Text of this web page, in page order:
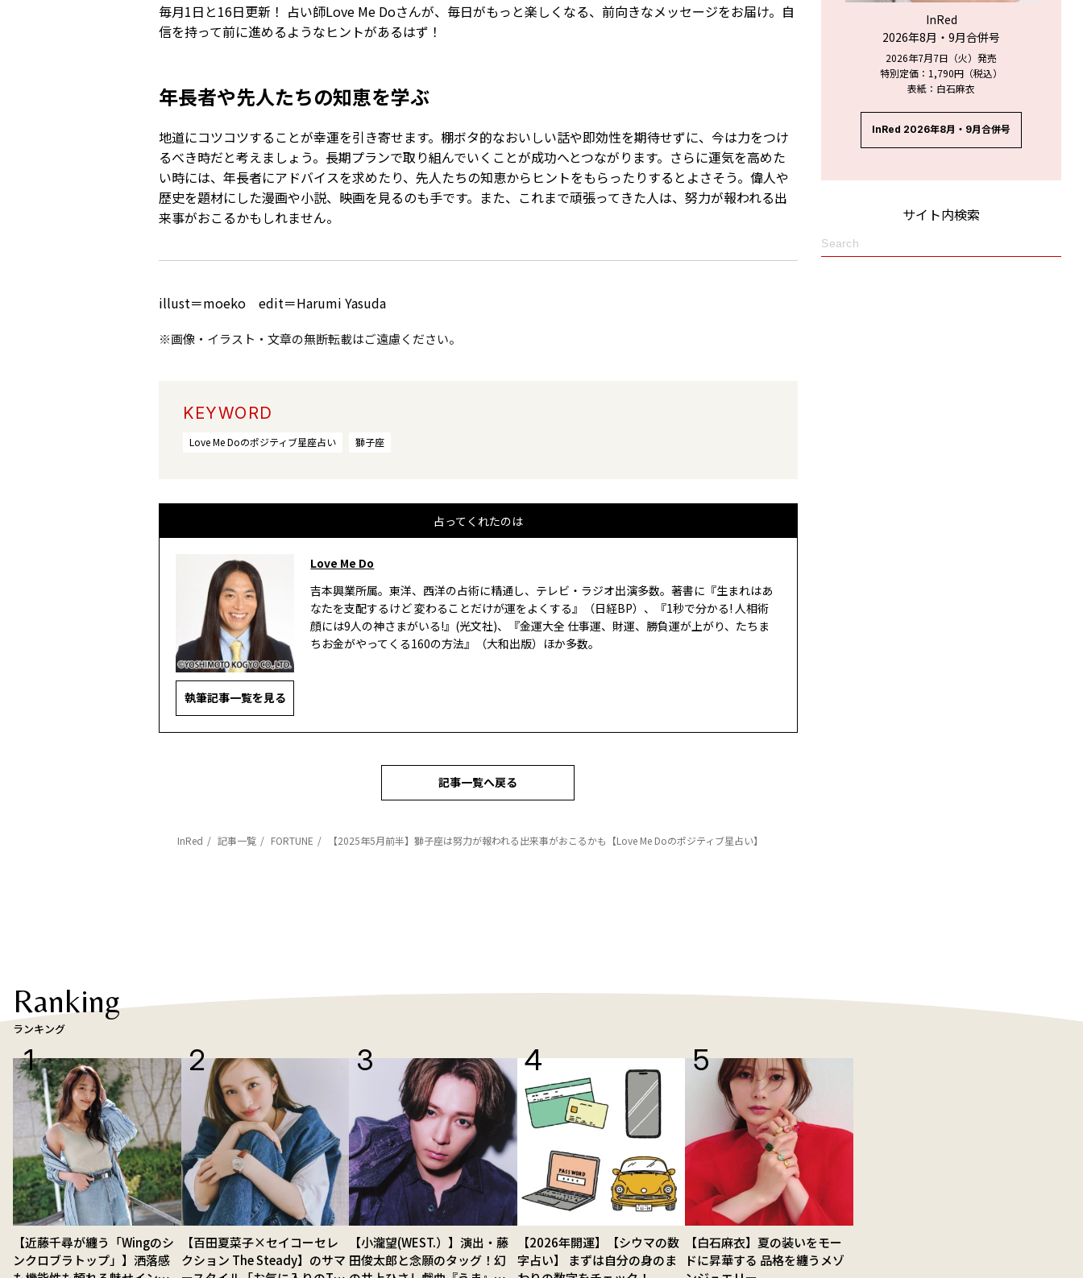
毎月1日と16日更新！ 占い師Love Me Doさんが、毎日がもっと楽しくなる、前向きなメッセージをお届け。自
信を持って前に進めるようなヒントがあるはず！
年長者や先人たちの知恵を学ぶ
地道にコツコツすることが幸運を引き寄せます。棚ボタ的なおいしい話や即効性を期待せずに、今は力をつけ
るべき時だと考えましょう。長期プランで取り組んでいくことが成功へとつながります。さらに運気を高めた
い時には、年長者にアドバイスを求めたり、先人たちの知恵からヒントをもらったりするとよさそう。偉人や
歴史を題材にした漫画や小説、映画を見るのも手です。また、これまで頑張ってきた人は、努力が報われる出
来事がおこるかもしれません。
illust＝moeko edit＝Harumi Yasuda
※画像・イラスト・文章の無断転載はご遠慮ください。
KEYWORD
Love Me Doのポジティブ星座占い 獅子座
占ってくれたのは
執筆記事一覧を見る
Love Me Do
吉本興業所属。東洋、西洋の占術に精通し、テレビ・ラジオ出演多数。著書に『生まれはあ
なたを支配するけど 変わることだけが運をよくする』（日経BP）、『1秒で分かる! 人相術
顔には9人の神さまがいる!』(光文社)、『金運大全 仕事運、財運、勝負運が上がり、たちま
ちお金がやってくる160の方法』（大和出版）ほか多数。
記事一覧へ戻る
InRed 記事一覧 FORTUNE 【2025年5月前半】獅子座は努力が報われる出来事がおこるかも【Love Me Doのポジティブ星占い】
InRed
2026年8月・9月合併号
2026年7月7日（火）発売
特別定価：1,790円（税込）
表紙：白石麻衣
InRed 2026年8月・9月合併号
サイト内検索
Ranking
ランキング
【近藤千尋が纏う「Wingのシ
ンクロブラトップ」】洒落感
【百田夏菜子×セイコーセレ
クション The Steady】のサマ
【小瀧望(WEST.）】演出・藤
田俊太郎と念願のタッグ！幻
【2026年開運】【シウマの数
字占い】 まずは自分の身のま
【白石麻衣】夏の装いをモー
ドに昇華する 品格を纏うメゾ